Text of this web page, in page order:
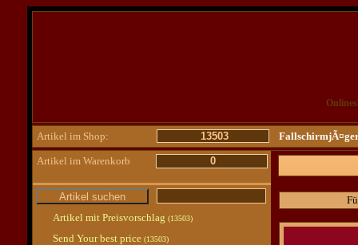
Artikel im Shop: 13503
Artikel im Warenkorb 0
Artikel mit Preisvorschlag (13503)
Send Your best price (13503)